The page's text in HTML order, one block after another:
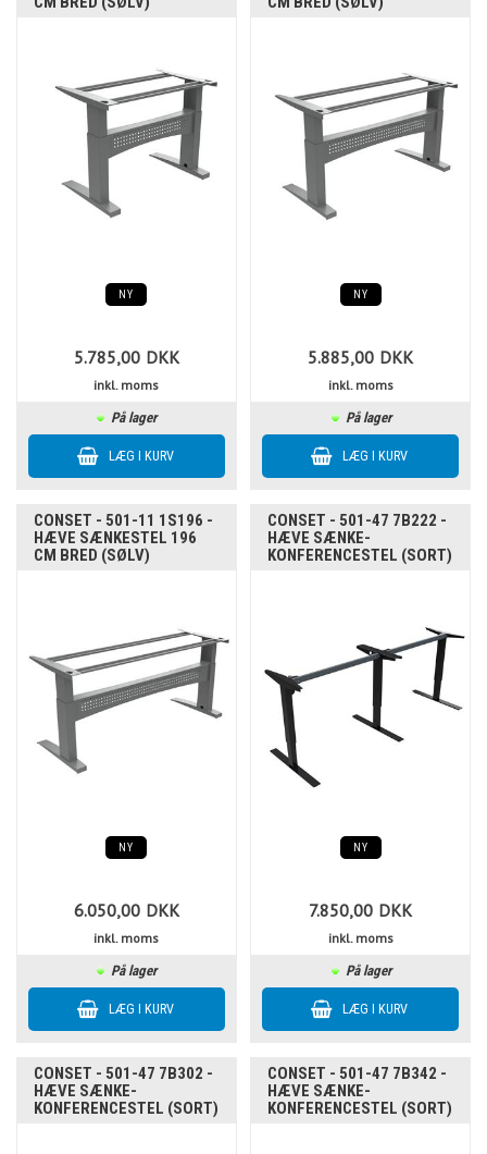
NY
5.785,00 DKK
inkl. moms
På lager
NY
5.885,00 DKK
inkl. moms
På lager
CONSET - 501-11 1S196 -
HÆVE SÆNKESTEL 196
CM BRED (SØLV)
NY
6.050,00 DKK
inkl. moms
På lager
CONSET - 501-47 7B222 -
HÆVE SÆNKE-
KONFERENCESTEL (SORT)
NY
7.850,00 DKK
inkl. moms
På lager
CONSET - 501-47 7B302 -
HÆVE SÆNKE-
KONFERENCESTEL (SORT)
CONSET - 501-47 7B342 -
HÆVE SÆNKE-
KONFERENCESTEL (SORT)